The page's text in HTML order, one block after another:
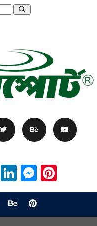
Telegram
LinkedIn
Messenger